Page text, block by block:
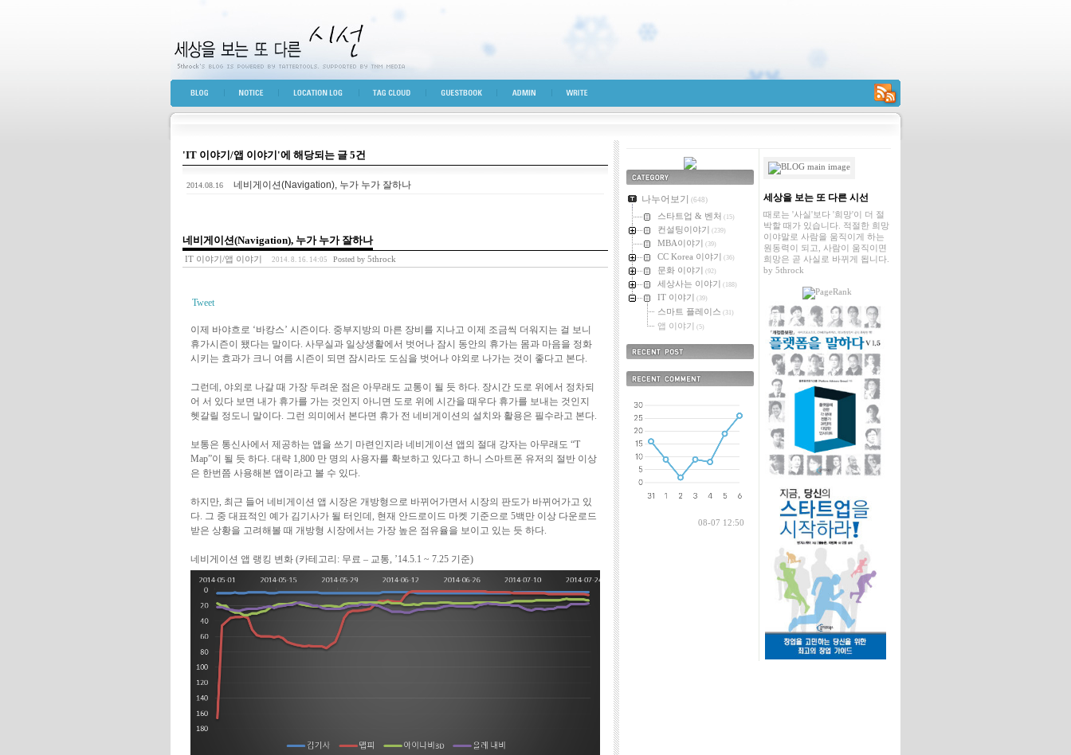
세상을 보는 또 다른 시선
BLOG TOP NOTICE LOCATION LOG TAG CLOUD GUESTBOOK ADMIN WRITE RSS
'IT 이야기/앱 이야기'에 해당되는 글 5건
2014.08.16 네비게이션(Navigation), 누가 누가 잘하나
네비게이션(Navigation), 누가 누가 잘하나
IT 이야기/앱 이야기 2014. 8. 16. 14:05 Posted by 5throck
Tweet
이제 바야흐로 ‘바캉스’ 시즌이다. 중부지방의 마른 장비를 지나고 이제 조금씩 더워지는 걸 보니
휴가시즌이 됐다는 말이다. 사무실과 일상생활에서 벗어나 잠시 동안의 휴가는 몸과 마음을 정화
시키는 효과가 크니 여름 시즌이 되면 잠시라도 도심을 벗어나 야외로 나가는 것이 좋다고 본다.
그런데, 야외로 나갈 때 가장 두려운 점은 아무래도 교통이 될 듯 하다. 장시간 도로 위에서 정차되
어 서 있다 보면 내가 휴가를 가는 것인지 아니면 도로 위에 시간을 때우다 휴가를 보내는 것인지
헷갈릴 정도니 말이다. 그런 의미에서 본다면 휴가 전 네비게이션의 설치와 활용은 필수라고 본다.
보통은 통신사에서 제공하는 앱을 쓰기 마련인지라 네비게이션 앱의 절대 강자는 아무래도 “T
Map”이 될 듯 하다. 대략 1,800 만 명의 사용자를 확보하고 있다고 하니 스마트폰 유저의 절반 이상
은 한번쯤 사용해본 앱이라고 볼 수 있다.
하지만, 최근 들어 네비게이션 앱 시장은 개방형으로 바뀌어가면서 시장의 판도가 바뀌어가고 있
다. 그 중 대표적인 예가 김기사가 될 터인데, 현재 안드로이드 마켓 기준으로 5백만 이상 다운로드
받은 상황을 고려해볼 때 개방형 시장에서는 가장 높은 점유율을 보이고 있는 듯 하다.
네비게이션 앱 랭킹 변화 (카테고리: 무료 – 교통, ’14.5.1 ~ 7.25 기준)
카테고리
나누어보기 (648)
스타트업 & 벤처 (15)
컨설팅이야기 (239)
MBA이야기 (39)
CC Korea 이야기 (36)
문화 이야기 (92)
세상사는 이야기 (188)
IT 이야기 (39)
스마트 플레이스 (31)
앱 이야기 (5)
08-07 12:50
세상을 보는 또 다른 시선
때로는 '사실'보다 '희망'이 더 절
박할 때가 있습니다. 적절한 희망
이야말로 사람을 움직이게 하는
원동력이 되고, 사람이 움직이면
희망은 곧 사실로 바뀌게 됩니다.
by 5throck